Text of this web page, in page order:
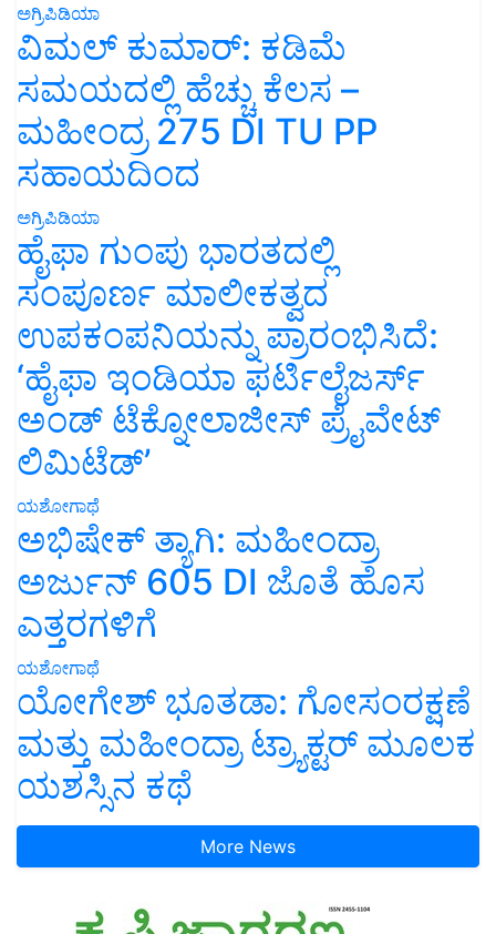
ಅಗ್ರಿಪಿಡಿಯಾ
ವಿಮಲ್ ಕುಮಾರ್: ಕಡಿಮೆ
ಸಮಯದಲ್ಲಿ ಹೆಚ್ಚು ಕೆಲಸ –
ಮಹೀಂದ್ರ 275 DI TU PP
ಸಹಾಯದಿಂದ
ಅಗ್ರಿಪಿಡಿಯಾ
ಹೈಫಾ ಗುಂಪು ಭಾರತದಲ್ಲಿ
ಸಂಪೂರ್ಣ ಮಾಲೀಕತ್ವದ
ಉಪಕಂಪನಿಯನ್ನು ಪ್ರಾರಂಭಿಸಿದೆ:
‘ಹೈಫಾ ಇಂಡಿಯಾ ಫರ್ಟಿಲೈಜರ್ಸ್
ಅಂಡ್ ಟೆಕ್ನೋಲಾಜೀಸ್ ಪ್ರೈವೇಟ್
ಲಿಮಿಟೆಡ್’
ಯಶೋಗಾಥೆ
ಅಭಿಷೇಕ್ ತ್ಯಾಗಿ: ಮಹೀಂದ್ರಾ
ಅರ್ಜುನ್ 605 DI ಜೊತೆ ಹೊಸ
ಎತ್ತರಗಳಿಗೆ
ಯಶೋಗಾಥೆ
ಯೋಗೇಶ್ ಭೂತಡಾ: ಗೋಸಂರಕ್ಷಣೆ
ಮತ್ತು ಮಹೀಂದ್ರಾ ಟ್ರ್ಯಾಕ್ಟರ್ ಮೂಲಕ
ಯಶಸ್ಸಿನ ಕಥೆ
More News